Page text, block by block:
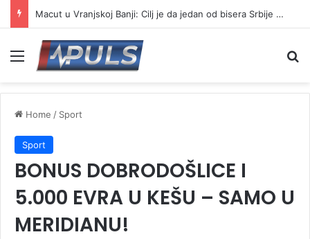
Macut u Vranjskoj Banji: Cilj je da jedan od bisera Srbije postane još jači centar banjskog turizma
Menu
Home / Sport
Sport
BONUS DOBRODOŠLICE I
5.000 EVRA U KEŠU – SAMO U
MERIDIANU!